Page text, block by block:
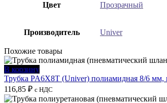
Цвет Прозрачный
Производитель Univer
Похожие товары
В корзину
Трубка PA6X8T (Univer) полиамидная 8/6 мм,
116,85 ₽ с НДС